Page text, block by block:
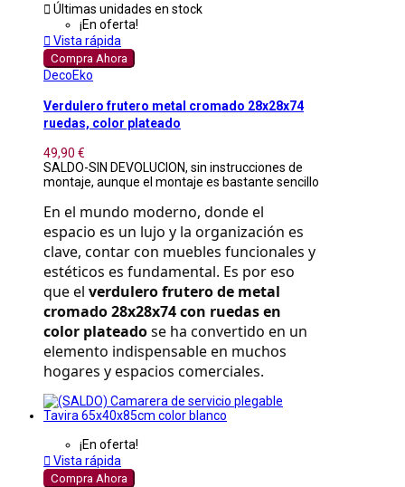
 Últimas unidades en stock
¡En oferta!
 Vista rápida
Compra Ahora
DecoEko
Verdulero frutero metal cromado 28x28x74
ruedas, color plateado
49,90 €
SALDO-SIN DEVOLUCION, sin instrucciones de
montaje, aunque el montaje es bastante sencillo
En el mundo moderno, donde el
espacio es un lujo y la organización es
clave, contar con muebles funcionales y
estéticos es fundamental. Es por eso
que el verdulero frutero de metal
cromado 28x28x74 con ruedas en
color plateado se ha convertido en un
elemento indispensable en muchos
hogares y espacios comerciales.
¡En oferta!
 Vista rápida
Compra Ahora